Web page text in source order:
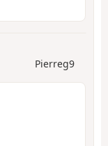
Pierreg9